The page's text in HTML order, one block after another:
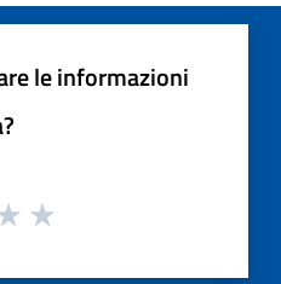
le informazioni